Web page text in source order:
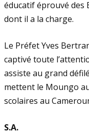
éducatif éprouvé des
dont il a la charge.
Le Préfet Yves
captivé toute
assiste au grand
mettent le Moungo
scolaires au
S.A.